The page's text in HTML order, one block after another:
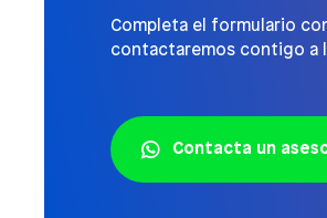
Completa el formulario
contactaremos contigo a
Contacta un